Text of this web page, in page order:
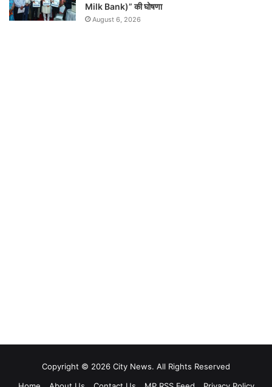
Milk Bank)” की घोषणा
August 6, 2026
Copyright © 2026 City News. All Rights Reserved